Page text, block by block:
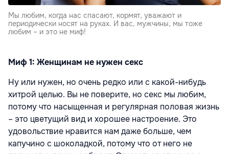
Мы любим, когда нас спасают, кормят, уважают и
периодически носят на руках. И вас, мужчины, мы тоже
любим – и это не миф!
Миф 1: Женщинам не нужен секс
Ну или нужен, но очень редко или с какой-нибудь
хитрой целью. Вы не поверите, но секс мы любим,
потому что насыщенная и регулярная половая жизнь
– это цветущий вид и хорошее настроение. Это
удовольствие нравится нам даже больше, чем
капучино с шоколадкой, потому что от него не